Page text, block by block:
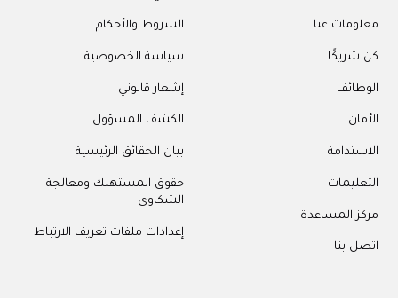
معلومات عنا
كن شريكًا
الوظائف
الأمان
الاستدامة
التعليمات
مركز المساعدة
اتصل بنا
الشروط والأحكام
سياسة الخصوصية
إشعار قانوني
الكشف المسؤول
بيان الحقائق الرئيسية
حقوق المستهلك ومعالجة
الشكاوى
إعدادات ملفات تعريف الارتباط